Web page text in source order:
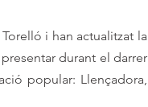
i han actualitzat la
durant el darrer
popular: Llençadora,